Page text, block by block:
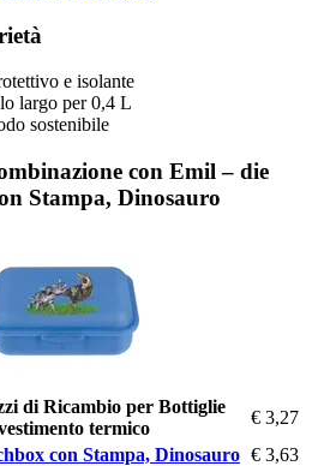
e isolante
largo per 0,4 L
sostenibile
con Emil – die
Stampa, Dinosauro
di Ricambio per Bottiglie
termico
€ 3,27
con Stampa, Dinosauro € 3,63